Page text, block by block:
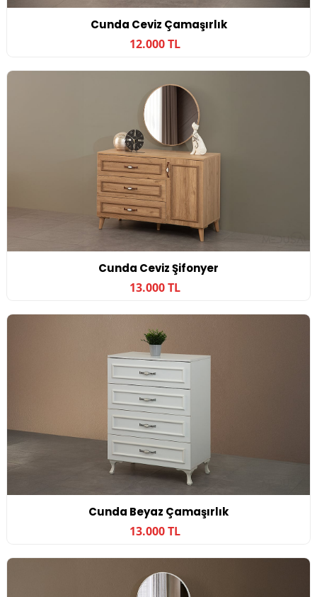
Cunda Ceviz Çamaşırlık
12.000 TL
Cunda Ceviz Şifonyer
13.000 TL
Cunda Beyaz Çamaşırlık
13.000 TL